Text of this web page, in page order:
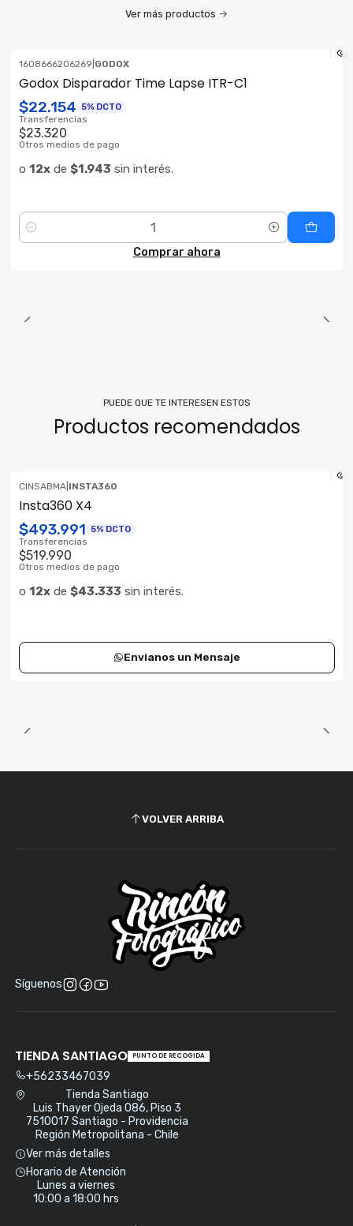
Ver más productos
1608666206269 GODOX
Godox Disparador Time Lapse ITR-C1
$22.154 5% DCTO
Transferencias
$23.320
Otros medios de pago
o 12xde $1.943 sin interés.
Cantidad
Comprar ahora
PUEDE QUE TE INTERESEN ESTOS
Productos recomendados
Consultar su Stock
CINSABMA| INSTA360
Insta360 X4
$493.991 5% DCTO
Transferencias
$519.990
Otros medios de pago
o 12xde $43.333 sin interés.
Envianos un Mensaje
VOLVER ARRIBA
Síguenos
TIENDA SANTIAGO PUNTO DE RECOGIDA
+56233467039
Tienda Santiago
Luis Thayer Ojeda 086, Piso 3
7510017 Santiago - Providencia
Región Metropolitana - Chile
Ver más detalles
Horario de Atención
Lunes a viernes
10:00 a 18:00 hrs